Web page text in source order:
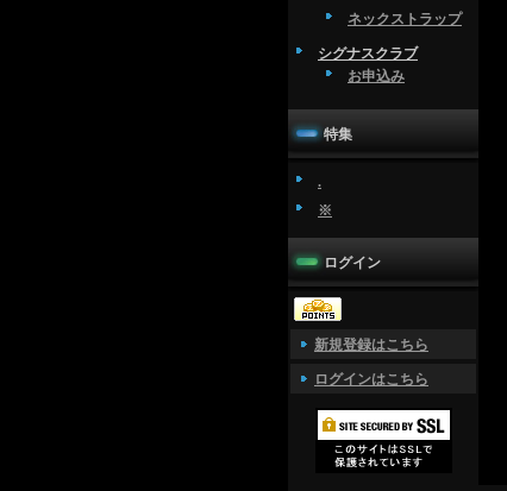
ネックストラップ
シグナスクラブ
お申込み
特集
.
※
ログイン
新規登録はこちら
ログインはこちら